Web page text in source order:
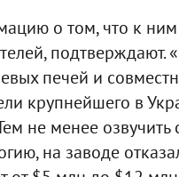
о том, что к
подтверждают.
печей и
крупнейшего в
не менее озвучить
на заводе